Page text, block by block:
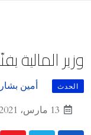
وزير المالية
الحدث
أمين بشار
13 مارس، 2021